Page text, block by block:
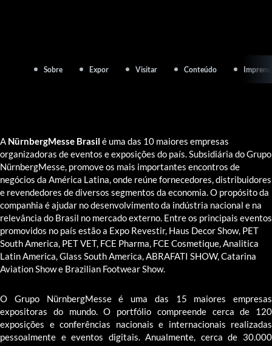
Sobre Expor Visitar Conteúdo
A NürnbergMesse Brasil é uma das 10 maiores empresas
organizadoras de eventos e exposições do país. Subsidiária do Grupo
NürnbergMesse, promove os mais importantes encontros de
negócios da América Latina, onde reúne fornecedores, distribuidores
e revendedores de diversos segmentos da economia. O propósito da
companhia é ajudar no desenvolvimento da indústria nacional e na
relevância do Brasil no mercado externo. Entre os principais eventos
promovidos no país estão a Expo Revestir, Haus Decor Show, PET
South America, PET VET, FCE Pharma, FCE Cosmetique, Analitica
Latin America, Glass South America, ABRAFATI SHOW, Catarina
Aviation Show e Brazilian Footwear Show.
O Grupo NürnbergMesse é uma das 15 maiores empresas
expositoras do mundo. O portfólio compreende cerca de 120
exposições e conferências nacionais e internacionais realizadas
pessoalmente e eventos digitais. Anualmente, cerca de 30.000